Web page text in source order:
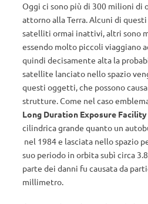
Oggi ci sono più di 300 milioni di
attorno alla Terra. Alcuni di
satelliti ormai inattivi, altri sono
essendo molto piccoli viaggiano
quindi decisamente alta la
satellite lanciato nello spazio
questi oggetti, che possono
strutture. Come nel caso
Long Duration Exposure Facility
cilindrica grande quanto un
nel 1984 e lasciata nello spazio
suo periodo in orbita subì circa
parte dei danni fu causata da
millimetro.